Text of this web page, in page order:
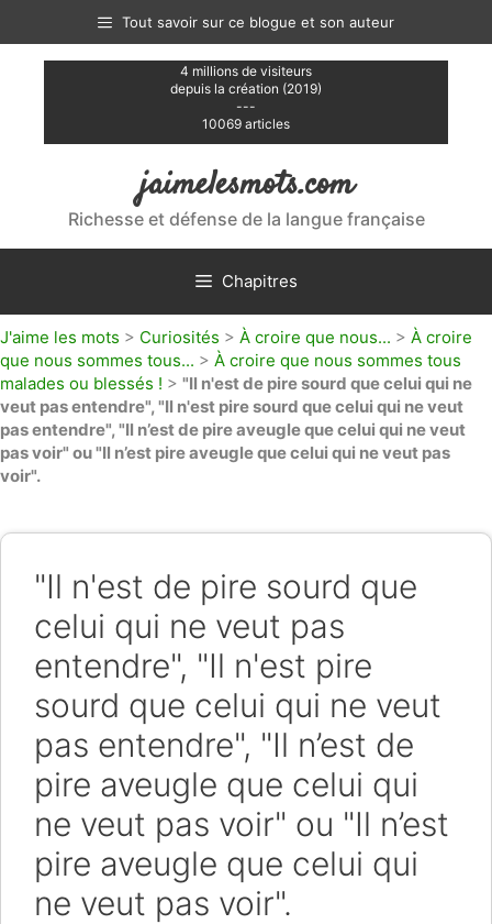
contenu
Tout savoir sur ce blogue et son auteur
4 millions de visiteurs
depuis la création (2019)
---
10069 articles
jaimelesmots.com
Richesse et défense de la langue française
Chapitres
J'aime les mots > Curiosités > À croire que nous... > À croire
que nous sommes tous... > À croire que nous sommes tous
malades ou blessés ! > "Il n'est de pire sourd que celui qui ne
veut pas entendre", "Il n'est pire sourd que celui qui ne veut
pas entendre", "Il n’est de pire aveugle que celui qui ne veut
pas voir" ou "Il n’est pire aveugle que celui qui ne veut pas
voir".
"Il n'est de pire sourd que
celui qui ne veut pas
entendre", "Il n'est pire
sourd que celui qui ne veut
pas entendre", "Il n’est de
pire aveugle que celui qui
ne veut pas voir" ou "Il n’est
pire aveugle que celui qui
ne veut pas voir".